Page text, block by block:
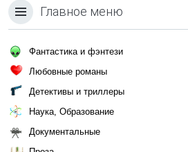
Главное меню
Фантастика и фэнтези
Любовные романы
Детективы и триллеры
Наука, Образование
Документальные